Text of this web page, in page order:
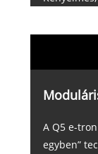
A Q5 e-
egyben”